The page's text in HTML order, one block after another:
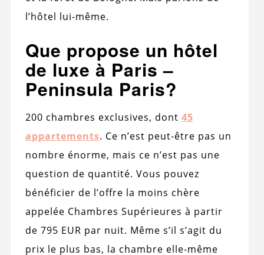
l’hôtel lui-même.
Que propose un hôtel
de luxe à Paris –
Peninsula Paris?
200 chambres exclusives, dont 45
appartements. Ce n’est peut-être pas un
nombre énorme, mais ce n’est pas une
question de quantité. Vous pouvez
bénéficier de l’offre la moins chère
appelée Chambres Supérieures à partir
de 795 EUR par nuit. Même s’il s’agit du
prix le plus bas, la chambre elle-même